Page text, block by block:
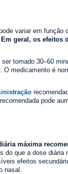
variar em
Em geral, os efeitos
ser tomado 30–60
medicamento é
pode
máxima
do que a dose
efeitos
nasal.